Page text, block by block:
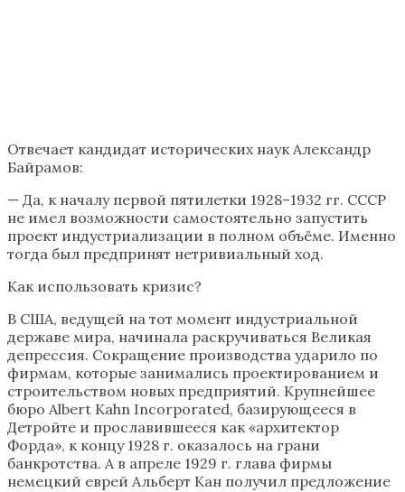
Отвечает кандидат исторических наук Александр
Байрамов:
— Да, к началу первой пятилетки 1928–1932 гг. СССР
не имел возможности самостоятельно запустить
проект индустриализации в полном объёме. Именно
тогда был предпринят нетривиальный ход.
Как использовать кризис?
В США, ведущей на тот момент индустриальной
державе мира, начинала раскручиваться Великая
депрессия. Сокращение производства ударило по
фирмам, которые занимались проектированием и
строительством новых предприятий. Крупнейшее
бюро Albert Kahn Incorporated, базирующееся в
Детройте и прославившееся как «архитектор
Форда», к концу 1928 г. оказалось на грани
банкротства. А в апреле 1929 г. глава фирмы
немецкий еврей Альберт Кан получил предложение